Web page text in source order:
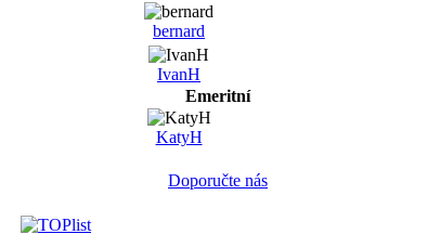
bernard
IvanH
Emeritní
KatyH
Doporučte nás